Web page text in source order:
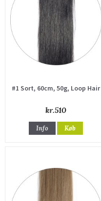
#1 Sort, 60cm, 50g, Loop Hair
kr.510
Info Køb